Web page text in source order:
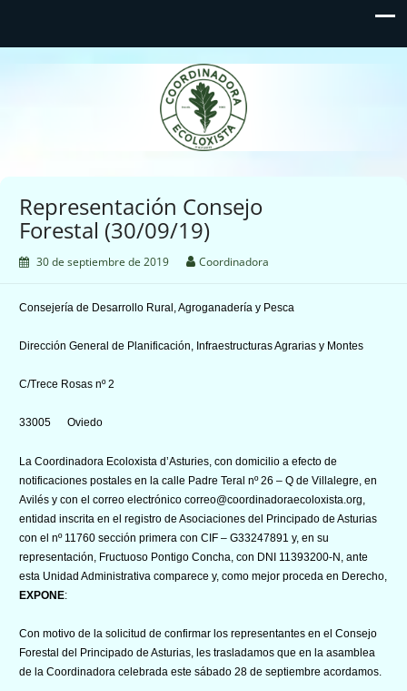
Coordinadora Ecoloxista
d'Asturies
Representación Consejo
Forestal (30/09/19)
30 de septiembre de 2019 Coordinadora
Consejería de Desarrollo Rural, Agroganadería y Pesca
Dirección General de Planificación, Infraestructuras Agrarias y Montes
C/Trece Rosas nº 2
33005 Oviedo
La Coordinadora Ecoloxista d’Asturies, con domicilio a efecto de
notificaciones postales en la calle Padre Teral nº 26 – Q de Villalegre, en
Avilés y con el correo electrónico correo@coordinadoraecoloxista.org,
entidad inscrita en el registro de Asociaciones del Principado de Asturias
con el nº 11760 sección primera con CIF – G33247891 y, en su
representación, Fructuoso Pontigo Concha, con DNI 11393200-N, ante
esta Unidad Administrativa comparece y, como mejor proceda en Derecho,
EXPONE:
Con motivo de la solicitud de confirmar los representantes en el Consejo
Forestal del Principado de Asturias, les trasladamos que en la asamblea
de la Coordinadora celebrada este sábado 28 de septiembre acordamos.